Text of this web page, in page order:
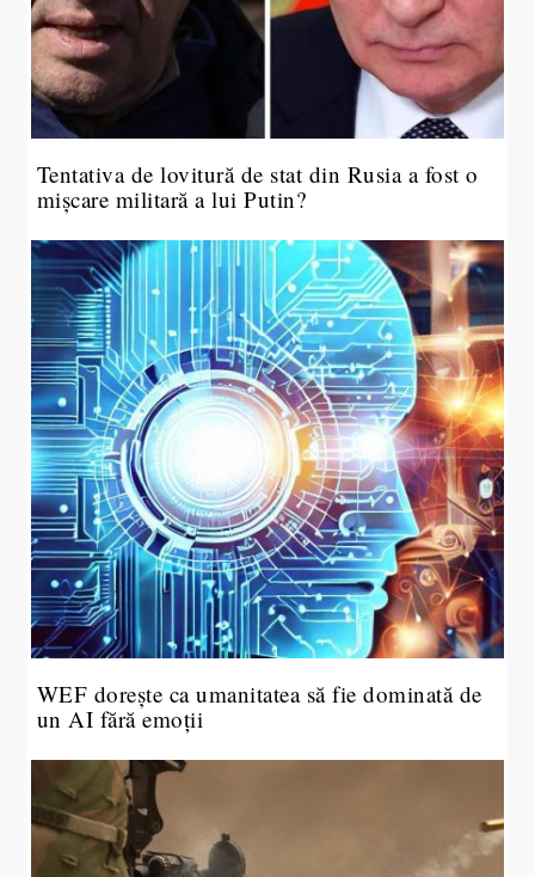
Tentativa de lovitură de stat din Rusia a fost o
mișcare militară a lui Putin?
WEF dorește ca umanitatea să fie dominată de
un AI fără emoții